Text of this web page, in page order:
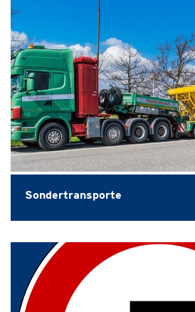
Sondertransporte